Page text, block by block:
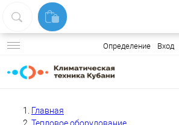
Определение Вход
Главная